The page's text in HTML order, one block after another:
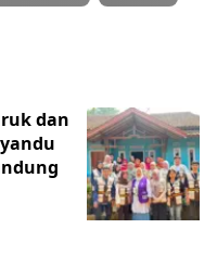
dan